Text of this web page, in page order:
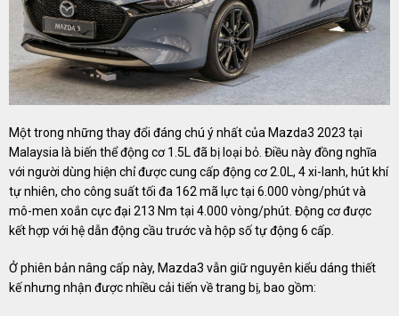
Một trong những thay đổi đáng chú ý nhất của Mazda3 2023 tại
Malaysia là biến thể động cơ 1.5L đã bị loại bỏ. Điều này đồng nghĩa
với người dùng hiện chỉ được cung cấp động cơ 2.0L, 4 xi-lanh, hút khí
tự nhiên, cho công suất tối đa 162 mã lực tại 6.000 vòng/phút và
mô-men xoắn cực đại 213 Nm tại 4.000 vòng/phút. Động cơ được
kết hợp với hệ dẫn động cầu trước và hộp số tự động 6 cấp.
Ở phiên bản nâng cấp này, Mazda3 vẫn giữ nguyên kiểu dáng thiết
kế nhưng nhận được nhiều cải tiến về trang bị, bao gồm: